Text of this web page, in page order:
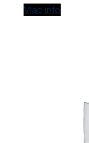
Viac info